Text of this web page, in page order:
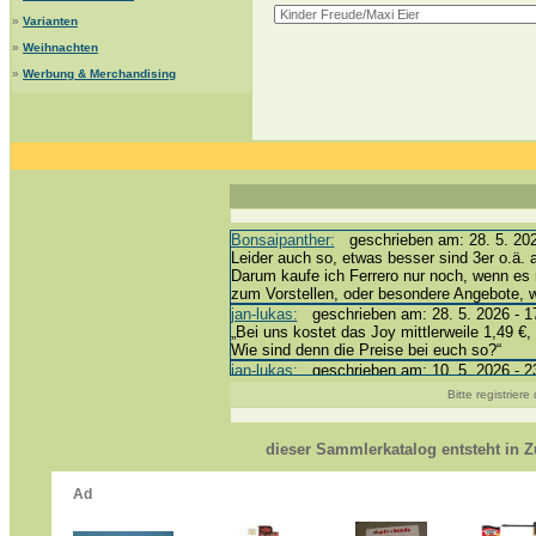
» Varianten
» Weihnachten
» Werbung & Merchandising
Bonsaipanther: geschrieben am: 28. 5.
Leider auch so, etwas besser sind 3er o.ä.
Darum kaufe ich Ferrero nur noch, wenn
zum Vorstellen, oder besondere Angebote,
jan-lukas: geschrieben am: 28. 5. 2026 -
„Bei uns kostet das Joy mittlerweile 1,49
Wie sind denn die Preise bei euch so?“
jan-lukas:geschrieben am: 10. 5. 2026 -
Bonsaipanther:geschrieben am: 10. 5.
@ Harald
https://www.ue-ei-portal-
Dein Enkel sollte zur Strafe die nächsten
Für die Figuren VC307, 310, 318 und 326
Bitte registriere
dieser Sammlerkatalog entsteht in